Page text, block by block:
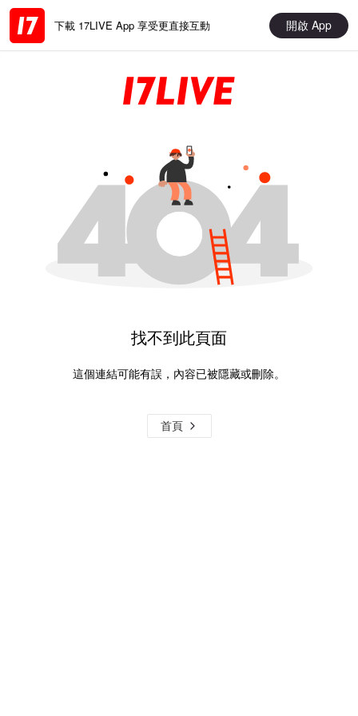
下載 17LIVE App 享受更直接互動 開啟 App
找不到此頁面
這個連結可能有誤，內容已被隱藏或刪除。
首頁